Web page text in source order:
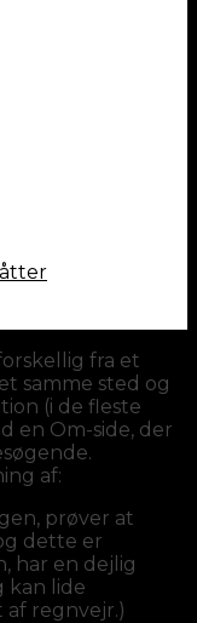
fra et
samme sted og
(i de fleste
en Om-side, der
af:
prøver at
dette er
har en dejlig
kan lide
af regnvejr.)